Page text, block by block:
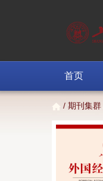
首页
/ 期刊集群